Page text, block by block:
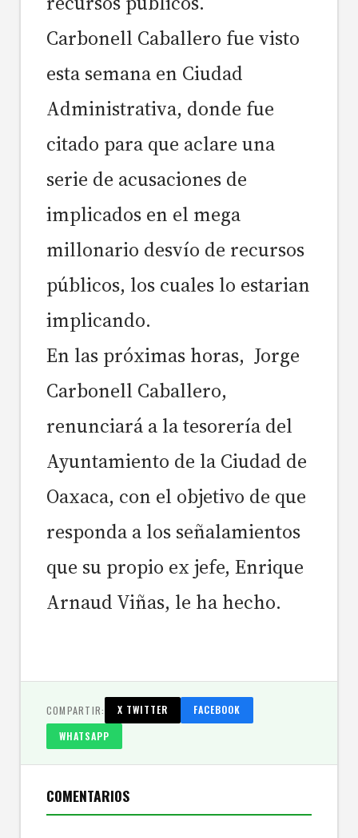
Carbonell Caballero fue visto
esta semana en Ciudad
Administrativa, donde fue
citado para que aclare una
serie de acusaciones de
implicados en el mega
millonario desvío de recursos
públicos, los cuales lo estarian
implicando.
En las próximas horas, Jorge
Carbonell Caballero,
renunciará a la tesorería del
Ayuntamiento de la Ciudad de
Oaxaca, con el objetivo de que
responda a los señalamientos
que su propio ex jefe, Enrique
Arnaud Viñas, le ha hecho.
COMPARTIR: X TWITTER
FACEBOOK
WHATSAPP
COMENTARIOS